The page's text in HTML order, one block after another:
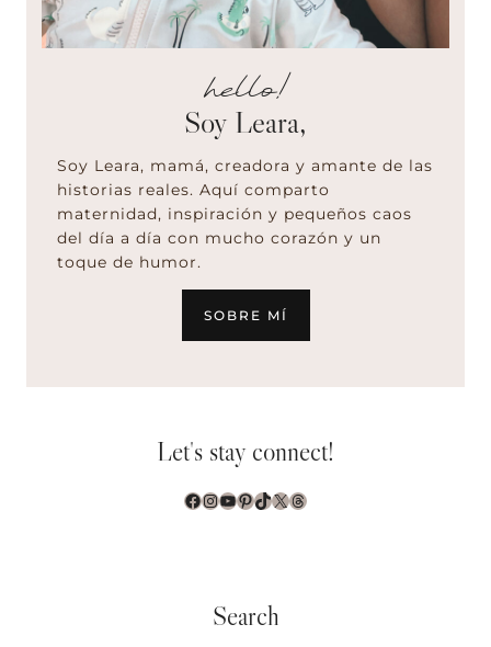
hello!
Soy Leara,
Soy Leara, mamá, creadora y amante de las
historias reales. Aquí comparto
maternidad, inspiración y pequeños caos
del día a día con mucho corazón y un
toque de humor.
SOBRE MÍ
Let's stay connect!
Facebook
Instagram
YouTube
Pinterest
TikTok
X Threads
Search